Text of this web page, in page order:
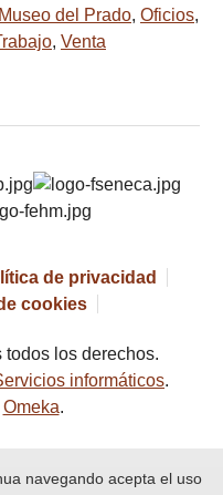
Museo del Prado, Oficios,
, Venta
de privacidad
cookies
los derechos.
informáticos.
Omeka.
navegando acepta el uso